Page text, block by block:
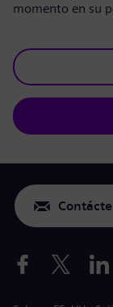
momento en su